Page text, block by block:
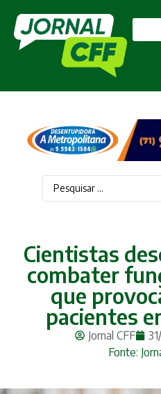
Cientistas
combater
que
pacientes
Jornal CFF
Fonte: